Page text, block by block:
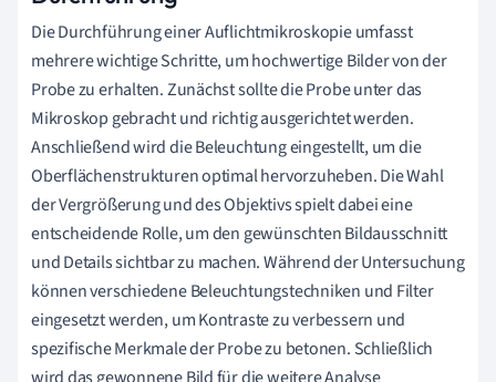
Die Durchführung einer Auflichtmikroskopie umfasst
mehrere wichtige Schritte, um hochwertige Bilder von der
Probe zu erhalten. Zunächst sollte die Probe unter das
Mikroskop gebracht und richtig ausgerichtet werden.
Anschließend wird die Beleuchtung eingestellt, um die
Oberflächenstrukturen optimal hervorzuheben. Die Wahl
der Vergrößerung und des Objektivs spielt dabei eine
entscheidende Rolle, um den gewünschten Bildausschnitt
und Details sichtbar zu machen. Während der Untersuchung
können verschiedene Beleuchtungstechniken und Filter
eingesetzt werden, um Kontraste zu verbessern und
spezifische Merkmale der Probe zu betonen. Schließlich
wird das gewonnene Bild für die weitere Analyse